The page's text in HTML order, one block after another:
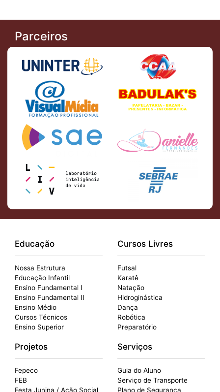
Parceiros
Educação
Nossa Estrutura
Educação Infantil
Ensino Fundamental I
Ensino Fundamental II
Ensino Médio
Cursos Técnicos
Ensino Superior
Cursos Livres
Futsal
Karatê
Natação
Hidroginástica
Dança
Robótica
Preparatório
Projetos
Fepeco
FEB
Festa Junina / Ação Social
Serviços
Guia do Aluno
Serviço de Transporte
Plano de Segurança